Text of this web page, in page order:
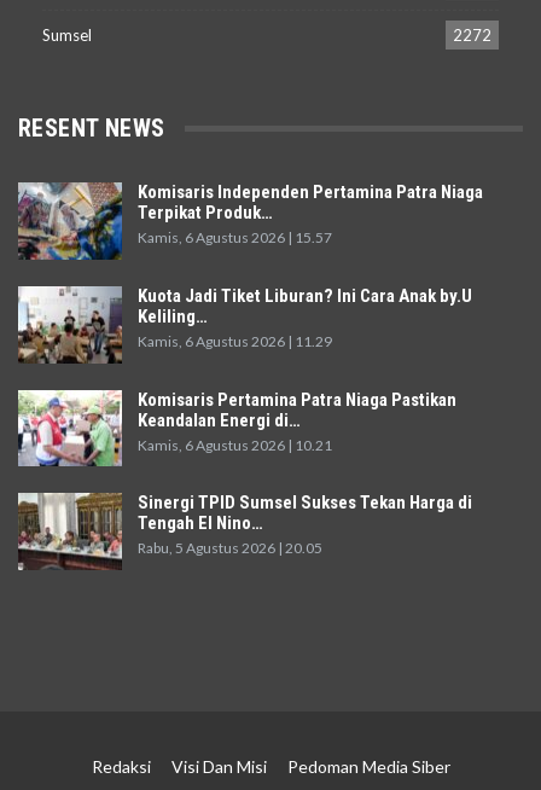
Sumsel 2272
RESENT NEWS
Komisaris Independen Pertamina Patra Niaga
Terpikat Produk…
Kamis, 6 Agustus 2026 | 15.57
Kuota Jadi Tiket Liburan? Ini Cara Anak by.U
Keliling…
Kamis, 6 Agustus 2026 | 11.29
Komisaris Pertamina Patra Niaga Pastikan
Keandalan Energi di…
Kamis, 6 Agustus 2026 | 10.21
Sinergi TPID Sumsel Sukses Tekan Harga di
Tengah El Nino…
Rabu, 5 Agustus 2026 | 20.05
Redaksi Visi Dan Misi Pedoman Media Siber